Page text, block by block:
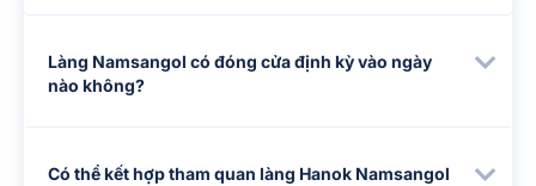
Làng Namsangol có đóng cửa định kỳ vào ngày
nào không?
Có thể kết hợp tham quan làng Hanok Namsangol